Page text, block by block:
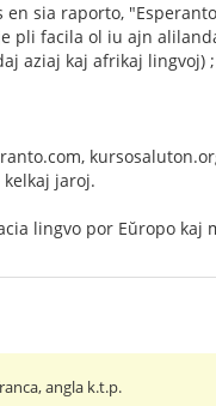
en sia raporto,
pli facila ol iu ajn
aziaj kaj afrikaj lingvoj) ;
jaroj.
lingvo por Eŭropo kaj
angla k.t.p.